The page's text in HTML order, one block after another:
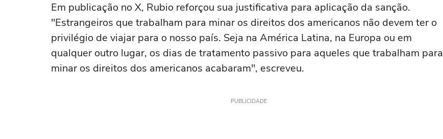
Em publicação no X, Rubio reforçou sua justificativa para aplicação da sanção.
"Estrangeiros que trabalham para minar os direitos dos americanos não devem ter o
privilégio de viajar para o nosso país. Seja na América Latina, na Europa ou em
qualquer outro lugar, os dias de tratamento passivo para aqueles que trabalham para
minar os direitos dos americanos acabaram", escreveu.
PUBLICIDADE